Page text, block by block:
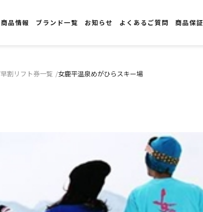
商品情報 ブランド一覧 お知らせ よくあるご質問 商品保証
早割リフト券一覧 女鹿平温泉めがひらスキー場